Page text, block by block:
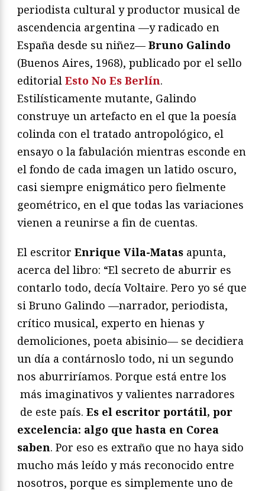
periodista cultural y productor musical de
ascendencia argentina —y radicado en
España desde su niñez— Bruno Galindo
(Buenos Aires, 1968), publicado por el sello
editorial Esto No Es Berlín.
Estilísticamente mutante, Galindo
construye un artefacto en el que la poesía
colinda con el tratado antropológico, el
ensayo o la fabulación mientras esconde en
el fondo de cada imagen un latido oscuro,
casi siempre enigmático pero fielmente
geométrico, en el que todas las variaciones
vienen a reunirse a fin de cuentas.
El escritor Enrique Vila-Matas apunta,
acerca del libro: “El secreto de aburrir es
contarlo todo, decía Voltaire. Pero yo sé que
si Bruno Galindo —narrador, periodista,
crítico musical, experto en hienas y
demoliciones, poeta abisinio— se decidiera
un día a contárnoslo todo, ni un segundo
nos aburriríamos. Porque está entre los
más imaginativos y valientes narradores
de este país. Es el escritor portátil, por
excelencia: algo que hasta en Corea
saben. Por eso es extraño que no haya sido
mucho más leído y más reconocido entre
nosotros, porque es simplemente uno de